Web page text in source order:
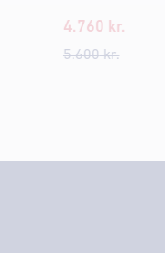
4.760 kr.
5.600kr.